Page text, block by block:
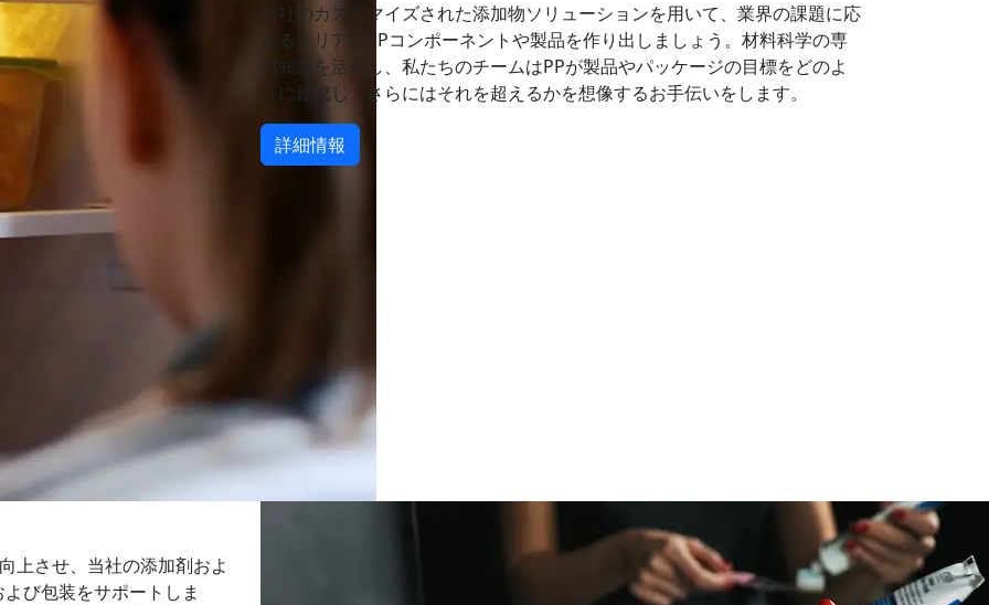
当社のカスタマイズされた添加物ソリューションを用いて、業界の課題に応
えるクリアなPPコンポーネントや製品を作り出しましょう。材料科学の専
門知識を活かし、私たちのチームはPPが製品やパッケージの目標をどのよ
うに達成し、さらにはそれを超えるかを想像するお手伝いをします。
詳細情報
上させ、当社の添加剤およ
び包装をサポートしま